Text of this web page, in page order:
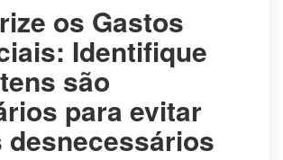
os Gastos
Identifique
são
para evitar
desnecessários